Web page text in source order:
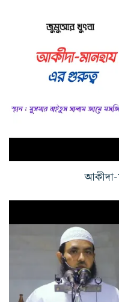
আকীদা-